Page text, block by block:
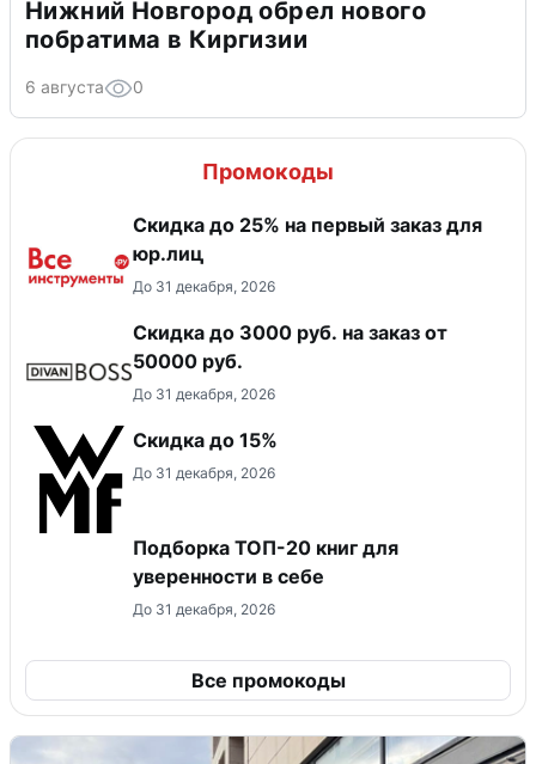
Нижний Новгород обрел нового
побратима в Киргизии
6 августа 0
Промокоды
Скидка до 25% на первый заказ для
юр.лиц
До 31 декабря, 2026
Скидка до 3000 руб. на заказ от
50000 руб.
До 31 декабря, 2026
Скидка до 15%
До 31 декабря, 2026
Подборка ТОП-20 книг для
уверенности в себе
До 31 декабря, 2026
Все промокоды